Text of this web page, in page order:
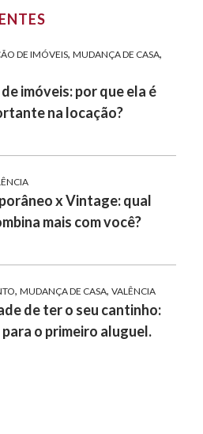
DE IMÓVEIS, MUDANÇA DE CASA,
imóveis: por que ela é
na locação?
x Vintage: qual
mais com você?
, MUDANÇA DE CASA, VALÊNCIA
de ter o seu cantinho:
para o primeiro aluguel.